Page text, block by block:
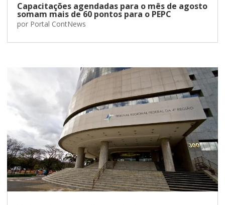
Capacitações agendadas para o mês de agosto
somam mais de 60 pontos para o PEPC
por Portal ContNews